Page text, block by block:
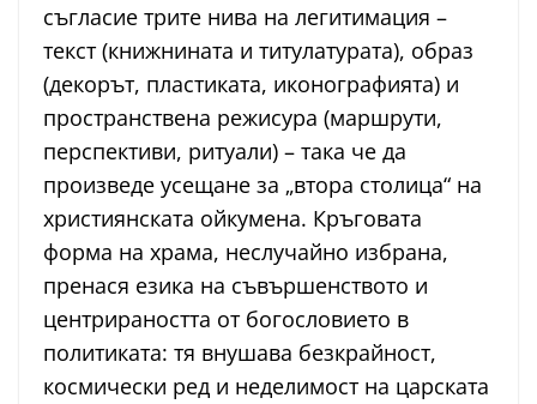
съгласие трите нива на легитимация –
текст (книжнината и титулатурата), образ
(декорът, пластиката, иконографията) и
пространствена режисура (маршрути,
перспективи, ритуали) – така че да
произведе усещане за „втора столица“ на
християнската ойкумена. Кръговата
форма на храма, неслучайно избрана,
пренася езика на съвършенството и
центрираността от богословието в
политиката: тя внушава безкрайност,
космически ред и неделимост на царската